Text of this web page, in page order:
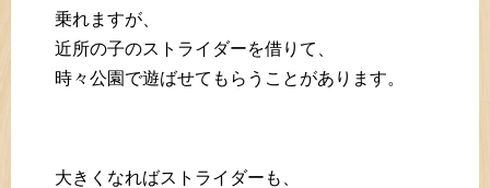
乗れますが、
近所の子のストライダーを借りて、
時々公園で遊ばせてもらうことがあります。
大きくなればストライダーも、